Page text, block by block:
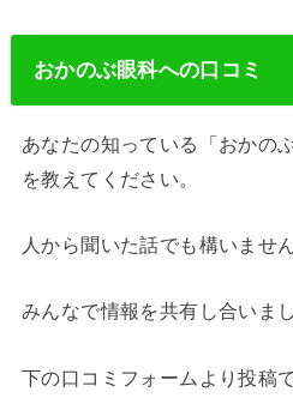
おかのぶ眼科への口コミ
あなたの知っている「おかの
を教えてください。
人から聞いた話でも構いません
みんなで情報を共有し合いま
下の口コミフォームより投稿